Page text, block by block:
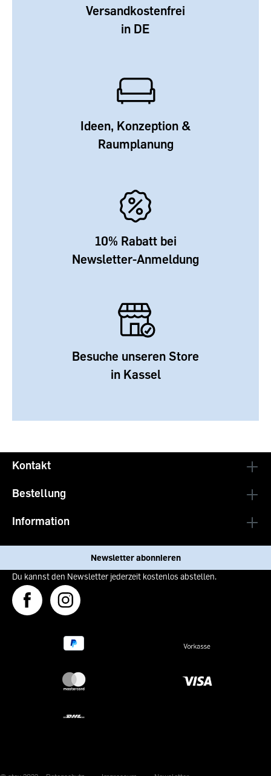
Versandkostenfrei
in DE
Ideen, Konzeption &
Raumplanung
10% Rabatt bei
Newsletter-Anmeldung
Besuche unseren Store
in Kassel
Kontakt
Bestellung
Information
Newsletter abonnieren
Du kannst den Newsletter jederzeit kostenlos abstellen.